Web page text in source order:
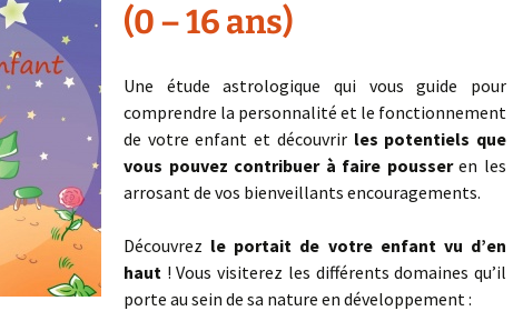
(0 – 16 ans)
Une étude astrologique qui vous guide pour
comprendre la personnalité et le fonctionnement
de votre enfant et découvrir les potentiels que
vous pouvez contribuer à faire pousseren les
arrosant de vos bienveillants encouragements.
Découvrez le portait de votre enfant vu d’en
haut ! Vous visiterez les différents domaines qu’il
porte au sein de sa nature en développement :